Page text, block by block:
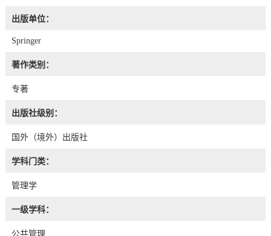
出版单位：
Springer
著作类别：
专著
出版社级别：
国外（境外）出版社
学科门类：
管理学
一级学科：
公共管理